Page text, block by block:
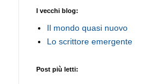
I vecchi blog:
Il mondo quasi nuovo
Lo scrittore emergente
Post più letti: